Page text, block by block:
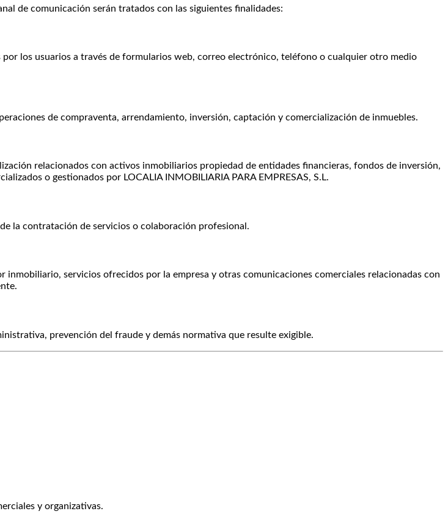
de comunicación serán tratados con las siguientes finalidades:
los usuarios a través de formularios web, correo electrónico, teléfono o cualquier otro medio
de compraventa, arrendamiento, inversión, captación y comercialización de inmuebles.
relacionados con activos inmobiliarios propiedad de entidades financieras, fondos de inversión,
o gestionados por LOCALIA INMOBILIARIA PARA EMPRESAS, S.L.
la contratación de servicios o colaboración profesional.
servicios ofrecidos por la empresa y otras comunicaciones comerciales relacionadas con
prevención del fraude y demás normativa que resulte exigible.
y organizativas.